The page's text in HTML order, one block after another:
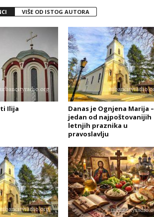
VIŠE OD ISTOG AUTORA
Ilija
Danas je Ognjena Marija –
jedan od najpoštovanijih
letnjih praznika u
pravoslavlju